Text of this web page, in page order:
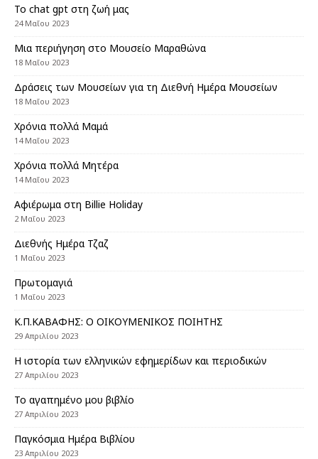
Το chat gpt στη ζωή μας
24 Μαΐου 2023
Μια περιήγηση στο Μουσείο Μαραθώνα
18 Μαΐου 2023
Δράσεις των Μουσείων για τη Διεθνή Ημέρα Μουσείων
18 Μαΐου 2023
Χρόνια πολλά Μαμά
14 Μαΐου 2023
Χρόνια πολλά Μητέρα
14 Μαΐου 2023
Αφιέρωμα στη Billie Ηoliday
2 Μαΐου 2023
Διεθνής Ημέρα Τζαζ
1 Μαΐου 2023
Πρωτομαγιά
1 Μαΐου 2023
Κ.Π.ΚΑΒΑΦΗΣ: Ο ΟΙΚΟΥΜΕΝΙΚΟΣ ΠΟΙΗΤΗΣ
29 Απριλίου 2023
Η ιστορία των ελληνικών εφημερίδων και περιοδικών
27 Απριλίου 2023
Το αγαπημένο μου βιβλίο
27 Απριλίου 2023
Παγκόσμια Ημέρα Βιβλίου
23 Απριλίου 2023